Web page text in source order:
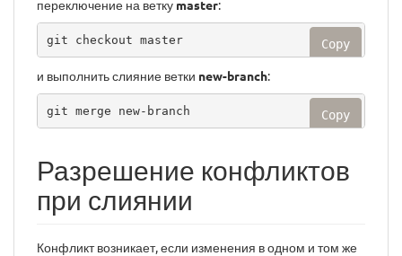
переключение на ветку master:
git checkout master Copy
и выполнить слияние ветки new-branch:
git merge new-branch Copy
Разрешение конфликтов
при слиянии
Конфликт возникает, если изменения в одном и том же